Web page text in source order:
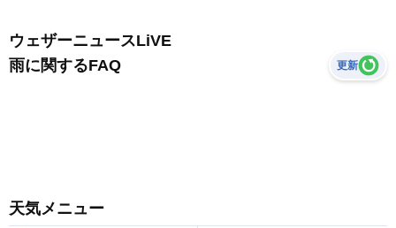
ウェザーニュースLiVE
雨に関するFAQ
更新
天気メニュー